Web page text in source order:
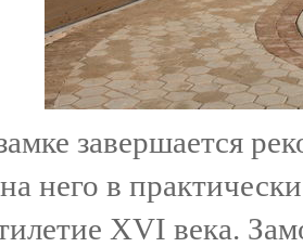
завершается
него в
XVI века.